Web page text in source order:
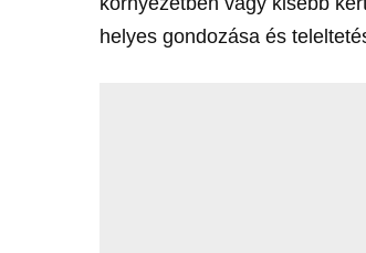
helyes gondozása és